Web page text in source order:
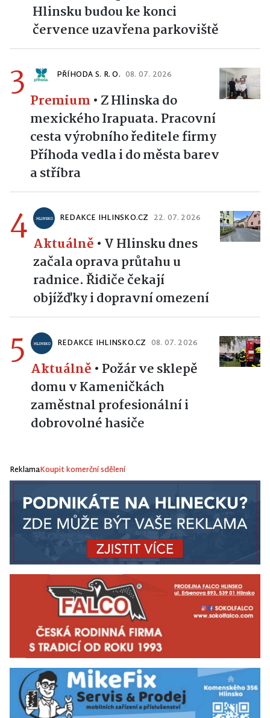
Hlinsku budou ke konci
července uzavřena parkoviště
3 PŘÍHODA S. R. O. 08. 07. 2026
Premium • Z Hlinska do
mexického Irapuata. Pracovní
cesta výrobního ředitele firmy
Příhoda vedla i do města barev
a stříbra
4 REDAKCE IHLINSKO.CZ 22. 07. 2026
Aktuálně • V Hlinsku dnes
začala oprava průtahu u
radnice. Řidiče čekají
objížďky i dopravní omezení
5 REDAKCE IHLINSKO.CZ 08. 07. 2026
Aktuálně • Požár ve sklepě
domu v Kameničkách
zaměstnal profesionální i
dobrovolné hasiče
ReklamaKoupit komerční sdělení